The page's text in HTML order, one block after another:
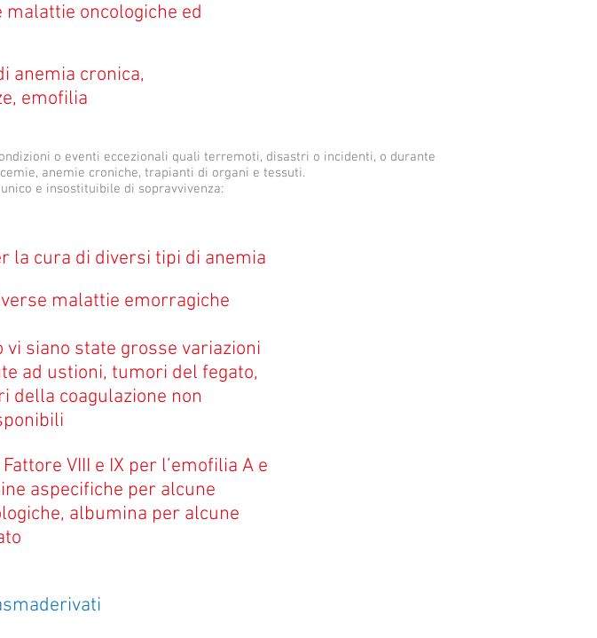
oncologiche ed
anemia cronica,
emofilia
o eventi eccezionali quali terremoti, disastri o incidenti, o durante
anemie croniche, trapianti di organi e tessuti.
e insostituibile di sopravvivenza:
la cura di diversi tipi di anemia
malattie emorragiche
vi siano state grosse variazioni
ad ustioni, tumori del fegato,
della coagulazione non
VIII e IX per l’emofilia A e
aspecifiche per alcune
albumina per alcune